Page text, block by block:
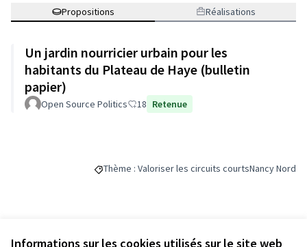
Informations sur les cookies utilisés sur le site web
Propositions Réalisations
Un jardin nourricier urbain pour les
habitants du Plateau de Haye (bulletin
papier)
Open Source Politics 18 Retenue
Filtrer les résultats de la catégorie : Thème :
Thème : Valoriser les circuits courtsFiltrer les
Nancy Nord
Budget